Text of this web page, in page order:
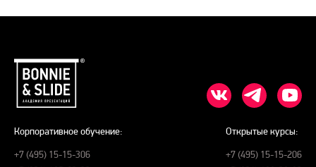
Корпоративное обучение:
+7 (495) 15-15-306
Открытые курсы:
+7 (495) 15-15-206